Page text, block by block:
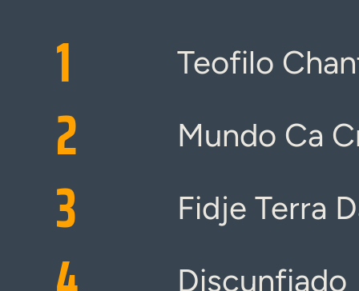
1 Teofilo
2 Mundo Ca
3 Fidje Terra
Discunfiado